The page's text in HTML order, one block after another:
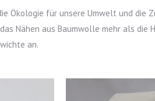
Ökologie für unsere Umwelt und die
Nähen aus Baumwolle mehr als die
an.